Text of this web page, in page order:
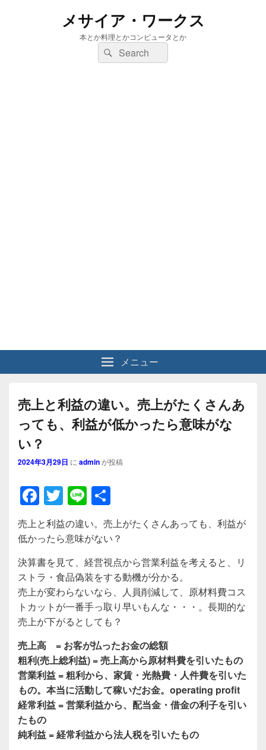
メサイア・ワークス
本とか料理とかコンピュータとか
検
索:
検
索
メニュー
売上と利益の違い。売上がたくさんあ
っても、利益が低かったら意味がな
い？
2024年3月29日 に adminが投稿
F
a
c
e
b
o
o
k
T
wi
tt
er
Li
n
e
有
売上と利益の違い。売上がたくさんあっても、利益が
低かったら意味がない？
決算書を見て、経営視点から営業利益を考えると、リ
ストラ・食品偽装をする動機が分かる。
売上が変わらないなら、人員削減して、原材料費コス
トカットが一番手っ取り早いもんな・・・。長期的な
売上が下がるとしても？
売上高 = お客が払ったお金の総額
粗利(売上総利益) = 売上高から原材料費を引いたもの
営業利益 = 粗利から、家賃・光熱費・人件費を引いた
もの。本当に活動して稼いだお金。operating profit
経常利益 = 営業利益から、配当金・借金の利子を引い
たもの
純利益 = 経常利益から法人税を引いたもの